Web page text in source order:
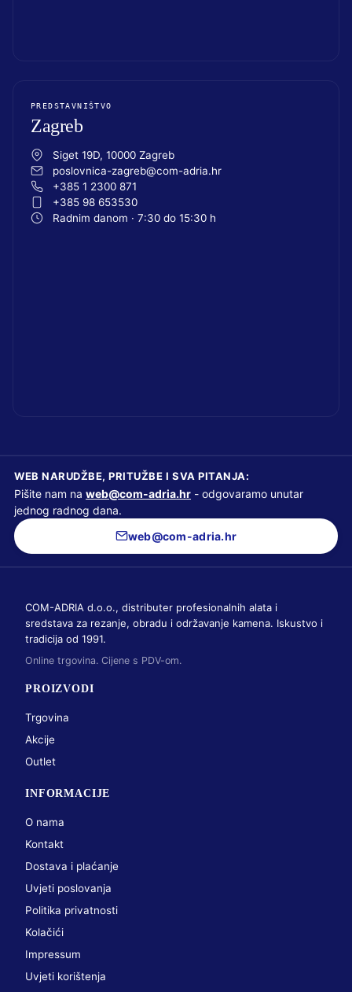
PREDSTAVNIŠTVO
Zagreb
Siget 19D, 10000 Zagreb
poslovnica-zagreb@com-adria.hr
+385 1 2300 871
+385 98 653530
Radnim danom · 7:30 do 15:30 h
WEB NARUDŽBE, PRITUŽBE I SVA PITANJA:
Pišite nam na web@com-adria.hr - odgovaramo unutar
jednog radnog dana.
web@com-adria.hr
COM-ADRIA d.o.o., distributer profesionalnih alata i
sredstava za rezanje, obradu i održavanje kamena. Iskustvo i
tradicija od 1991.
Online trgovina. Cijene s PDV-om.
PROIZVODI
Trgovina
Akcije
Outlet
INFORMACIJE
O nama
Kontakt
Dostava i plaćanje
Uvjeti poslovanja
Politika privatnosti
Kolačići
Impressum
Uvjeti korištenja